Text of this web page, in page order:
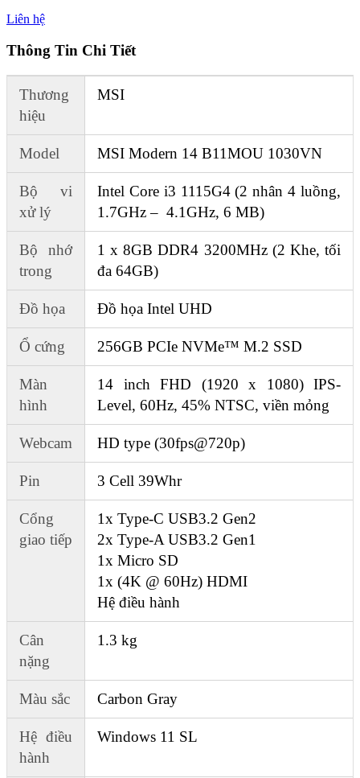
Liên hệ
Thông Tin Chi Tiết
Thương
hiệu
MSI
Model MSI Modern 14 B11MOU 1030VN
Bộ vi
xử lý
Intel Core i3 1115G4 (2 nhân 4 luồng,
1.7GHz – 4.1GHz, 6 MB)
Bộ nhớ
trong
1 x 8GB DDR4 3200MHz (2 Khe, tối
đa 64GB)
Đồ họa Đồ họa Intel UHD
Ổ cứng 256GB PCIe NVMe™ M.2 SSD
Màn
hình
14 inch FHD (1920 x 1080) IPS-
Level, 60Hz, 45% NTSC, viền mỏng
Webcam HD type (30fps@720p)
Pin 3 Cell 39Whr
Cổng
giao tiếp
1x Type-C USB3.2 Gen2
2x Type-A USB3.2 Gen1
1x Micro SD
1x (4K @ 60Hz) HDMI
Hệ điều hành
Cân
nặng
1.3 kg
Màu sắc Carbon Gray
Hệ điều
hành
Windows 11 SL